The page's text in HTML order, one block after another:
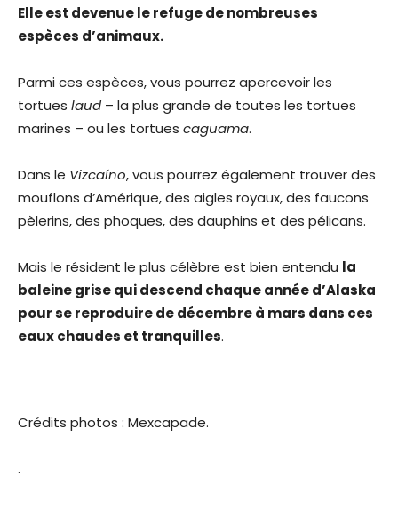
Elle est devenue le refuge de nombreuses
espèces d’animaux.
Parmi ces espèces, vous pourrez apercevoir les
tortues laud – la plus grande de toutes les tortues
marines – ou les tortues caguama.
Dans le Vizcaíno, vous pourrez également trouver des
mouflons d’Amérique, des aigles royaux, des faucons
pèlerins, des phoques, des dauphins et des pélicans.
Mais le résident le plus célèbre est bien entendu la
baleine grise qui descend chaque année d’Alaska
pour se reproduire de décembre à mars dans ces
eaux chaudes et tranquilles.
Crédits photos : Mexcapade.
.